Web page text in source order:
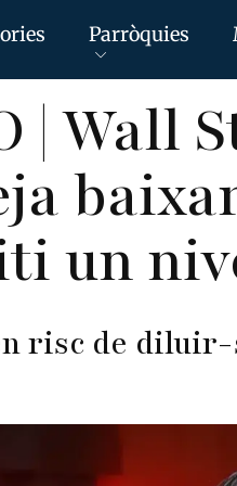
Parròquies
| Wall
un
risc de